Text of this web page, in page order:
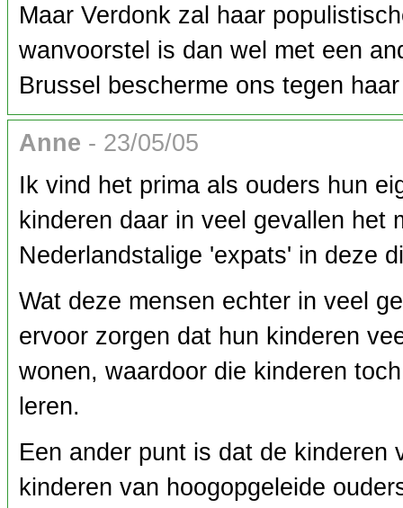
Maar Verdonk zal haar
wanvoorstel is dan wel met een
Brussel bescherme ons tegen
Anne - 23/05/05
Ik vind het prima als ouders hun
kinderen daar in veel gevallen het
Nederlandstalige 'expats' in deze
Wat deze mensen echter in veel
ervoor zorgen dat hun kinderen
wonen, waardoor die kinderen
leren.
Een ander punt is dat de kinderen
kinderen van hoogopgeleide